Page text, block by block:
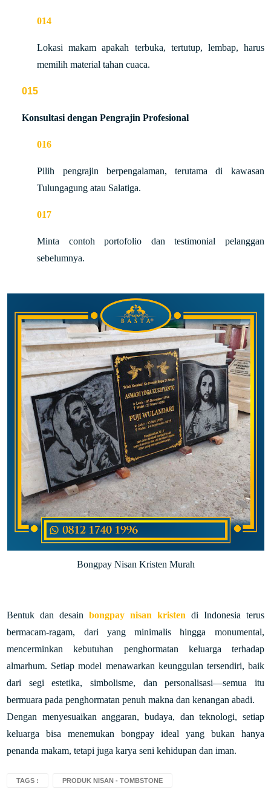
Lokasi makam apakah terbuka, tertutup, lembap, harus
memilih material tahan cuaca.
Konsultasi dengan Pengrajin Profesional
Pilih pengrajin berpengalaman, terutama di kawasan
Tulungagung atau Salatiga.
Minta contoh portofolio dan testimonial pelanggan
sebelumnya.
Bongpay Nisan Kristen Murah
Bentuk dan desainbongpay nisan kristen di Indonesia terus
bermacam-ragam, dari yang minimalis hingga monumental,
mencerminkan kebutuhan penghormatan keluarga terhadap
almarhum. Setiap model menawarkan keunggulan tersendiri, baik
dari segi estetika, simbolisme, dan personalisasi—semua itu
bermuara pada penghormatan penuh makna dan kenangan abadi.
Dengan menyesuaikan anggaran, budaya, dan teknologi, setiap
keluarga bisa menemukan bongpay ideal yang bukan hanya
penanda makam, tetapi juga karya seni kehidupan dan iman.
TAGS : PRODUK NISAN - TOMBSTONE